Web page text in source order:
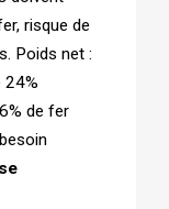
risque de
Poids net :
24%
de fer